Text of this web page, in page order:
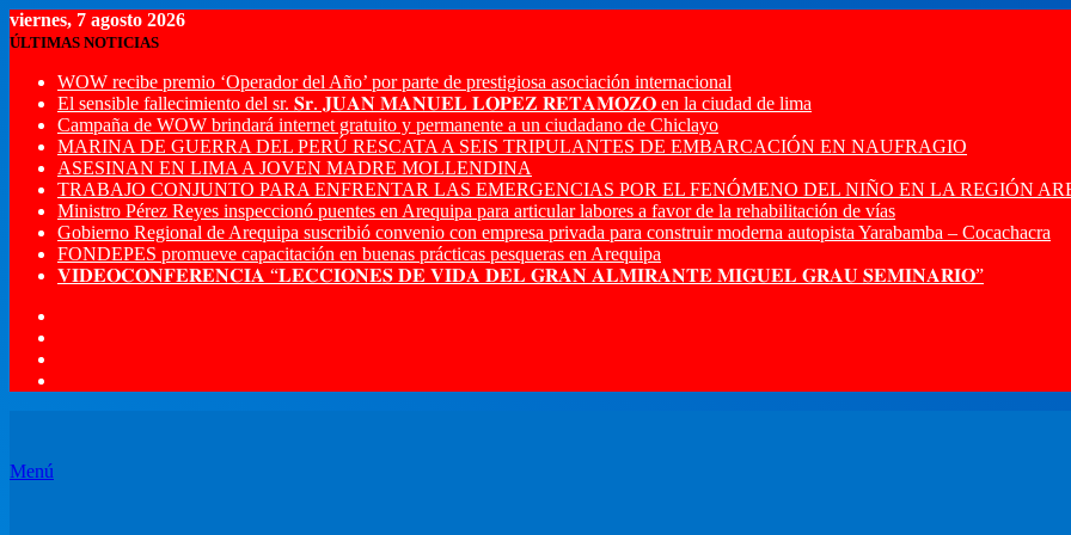
viernes, 7 agosto 2026
ÚLTIMAS NOTICIAS
WOW recibe premio ‘Operador del Año’ por parte de prestigiosa asociación internacional
El sensible fallecimiento del sr. 𝐒𝐫. 𝐉𝐔𝐀𝐍 𝐌𝐀𝐍𝐔𝐄𝐋 𝐋𝐎𝐏𝐄𝐙 𝐑𝐄𝐓𝐀𝐌𝐎𝐙𝐎 en la ciudad de lima
Campaña de WOW brindará internet gratuito y permanente a un ciudadano de Chiclayo
MARINA DE GUERRA DEL PERÚ RESCATA A SEIS TRIPULANTES DE EMBARCACIÓN EN NAUFRAGIO
ASESINAN EN LIMA A JOVEN MADRE MOLLENDINA
TRABAJO CONJUNTO PARA ENFRENTAR LAS EMERGENCIAS POR EL FENÓMENO DEL NIÑO EN LA REGIÓN
Ministro Pérez Reyes inspeccionó puentes en Arequipa para articular labores a favor de la rehabilitación de vías
Gobierno Regional de Arequipa suscribió convenio con empresa privada para construir moderna autopista Yarabamba – Cocachacra
FONDEPES promueve capacitación en buenas prácticas pesqueras en Arequipa
𝐕𝐈𝐃𝐄𝐎𝐂𝐎𝐍𝐅𝐄𝐑𝐄𝐍𝐂𝐈𝐀 “𝐋𝐄𝐂𝐂𝐈𝐎𝐍𝐄𝐒 𝐃𝐄 𝐕𝐈𝐃𝐀 𝐃𝐄𝐋 𝐆𝐑𝐀𝐍 𝐀𝐋𝐌𝐈𝐑𝐀𝐍𝐓𝐄 𝐌𝐈𝐆𝐔𝐄𝐋 𝐆𝐑𝐀𝐔 𝐒𝐄𝐌𝐈𝐍𝐀𝐑𝐈𝐎”
Menú